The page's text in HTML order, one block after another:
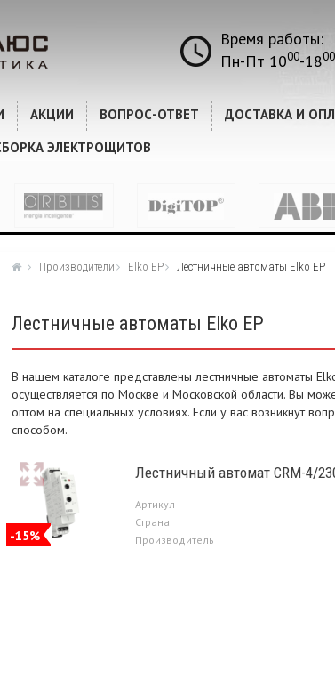
Время работы:
Пн-Пт 1000-1800
АКЦИИ ВОПРОС-ОТВЕТ ДОСТАВКА И
ЭЛЕКТРОЩИТОВ
Производители Elko EP Лестничные автоматы Elko EP
Лестничные автоматы Elko EP
В нашем каталоге представлены лестничные автоматы
осуществляется по Москве и Московской области. Вы
оптом на специальных условиях. Если у вас возникнут
способом.
-15%
Лестничный автомат CRM-4/
Артикул
Страна
Производитель